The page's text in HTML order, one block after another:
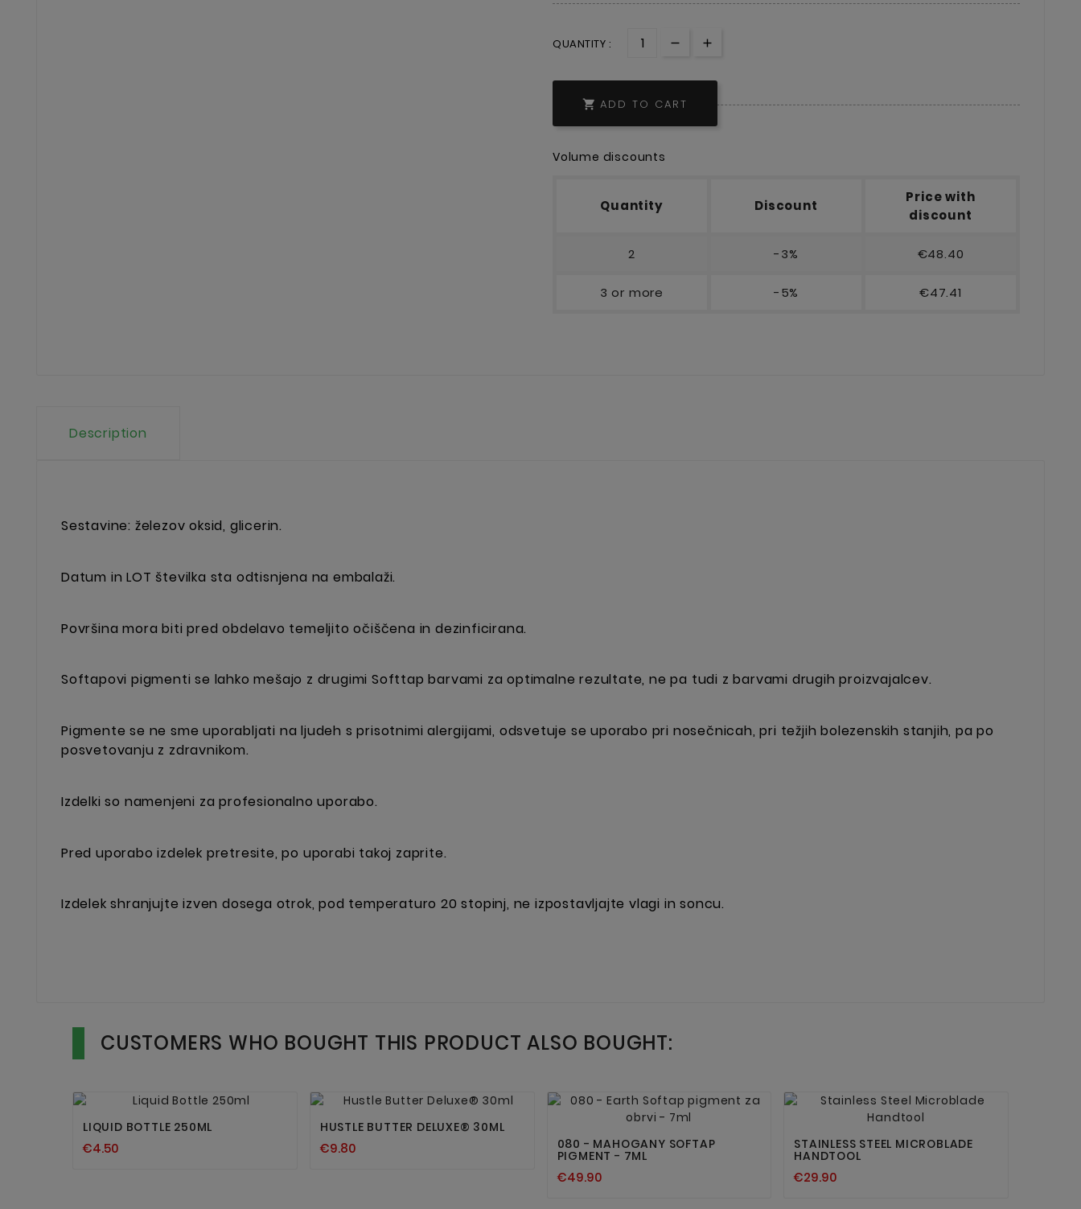
QUANTITY :
 ADD TO CART
Volume discounts
Quantity Discount
Price with
discount
2 -3% €48.40
3 or more -5% €47.41
Description
Sestavine: železov oksid, glicerin.
Datum in LOT številka sta odtisnjena na embalaži.
Površina mora biti pred obdelavo temeljito očiščena in dezinficirana.
Softapovi pigmenti se lahko mešajo z drugimi Softtap barvami za optimalne rezultate, ne pa tudi z barvami drugih proizvajalcev.
Pigmente se ne sme uporabljati na ljudeh s prisotnimi alergijami, odsvetuje se uporabo pri nosečnicah, pri težjih bolezenskih stanjih, pa po
posvetovanju z zdravnikom.
Izdelki so namenjeni za profesionalno uporabo.
Pred uporabo izdelek pretresite, po uporabi takoj zaprite.
Izdelek shranjujte izven dosega otrok, pod temperaturo 20 stopinj, ne izpostavljajte vlagi in soncu.
CUSTOMERS WHO BOUGHT THIS PRODUCT ALSO BOUGHT:
 
LIQUID BOTTLE 250ML
€4.50
 
HUSTLE BUTTER DELUXE® 30ML
€9.80
 
080 - MAHOGANY SOFTAP
PIGMENT - 7ML
€49.90
 
STAINLESS STEEL MICROBLADE
HANDTOOL
€29.90